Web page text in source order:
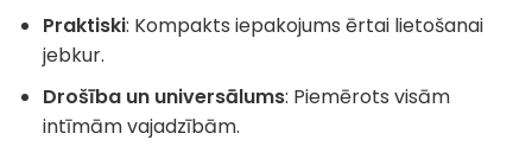
Praktiski: Kompakts iepakojums ērtai lietošanai
jebkur.
Drošība un universālums: Piemērots visām
intīmām vajadzībām.